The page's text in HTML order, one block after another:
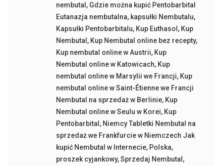
nembutal, Gdzie można kupić Pentobarbital
Eutanazja nembutalna, kapsułki Nembutalu,
Kapsułki Pentobarbitalu, Kup Euthasol, Kup
Nembutal, Kup Nembutal online bez recepty,
Kup nembutal online w Austrii, Kup
Nembutal online w Katowicach, Kup
nembutal online w Marsylii we Francji, Kup
nembutal online w Saint-Étienne we Francji
Nembutal na sprzedaż w Berlinie, Kup
Nembutal online w Seulu w Korei, Kup
Pentobarbital, Niemcy Tabletki Nembutal na
sprzedaż we Frankfurcie w Niemczech Jak
kupić Nembutal w Internecie, Polska,
proszek cyjankowy,Sprzedaj Nembutal,